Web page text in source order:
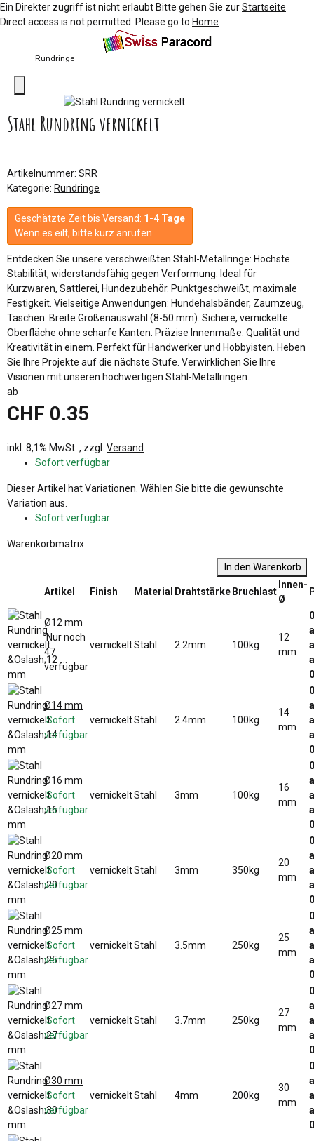
Ein Direkter zugriff ist nicht erlaubt Bitte gehen Sie zurStartseite
Direct access is not permitted. Please go to Home
Rundringe
Stahl Rundring vernickelt
Artikelnummer: SRR
Kategorie: Rundringe
Geschätzte Zeit bis Versand: 1-4 Tage
Wenn es eilt, bitte kurz anrufen.
Entdecken Sie unsere verschweißten Stahl-Metallringe: Höchste
Stabilität, widerstandsfähig gegen Verformung. Ideal für
Kurzwaren, Sattlerei, Hundezubehör. Punktgeschweißt, maximale
Festigkeit. Vielseitige Anwendungen: Hundehalsbänder, Zaumzeug,
Taschen. Breite Größenauswahl (8-50 mm). Sichere, vernickelte
Oberfläche ohne scharfe Kanten. Präzise Innenmaße. Qualität und
Kreativität in einem. Perfekt für Handwerker und Hobbyisten. Heben
Sie Ihre Projekte auf die nächste Stufe. Verwirklichen Sie Ihre
Visionen mit unseren hochwertigen Stahl-Metallringen.
ab
CHF 0.35
inkl. 8,1% MwSt. , zzgl. Versand
Sofort verfügbar
xDieser Artikel hat Variationen. Wählen Sie bitte die gewünschte
Variation aus.
Sofort verfügbar
Warenkorbmatrix
In den Warenkorb
Artikel Finish Material Drahtstärke Bruchlast
Innen-
Ø
Ø12 mm
Nur noch
47
verfügbar
vernickeltStahl 2.2mm 100kg
12
mm
Ø14 mm
Sofort
verfügbar
vernickeltStahl 2.4mm 100kg
14
mm
Ø16 mm
Sofort
verfügbar
vernickeltStahl 3mm 100kg
16
mm
Ø20 mm
Sofort
verfügbar
vernickeltStahl 3mm 350kg
20
mm
Ø25 mm
Sofort
verfügbar
vernickeltStahl 3.5mm 250kg
25
mm
Ø27 mm
Sofort
verfügbar
vernickeltStahl 3.7mm 250kg
27
mm
Ø30 mm
Sofort
verfügbar
vernickeltStahl 4mm 200kg
30
mm